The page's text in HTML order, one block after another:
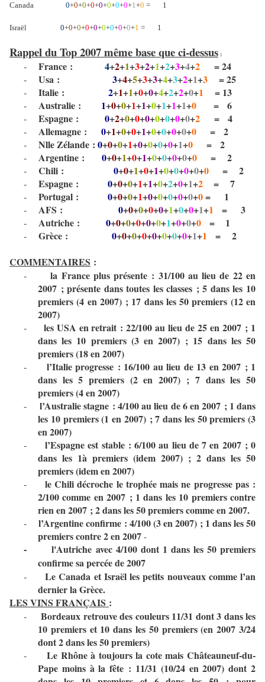
Canada 0+0+0+0+0+0+0+0+1+0 = 1
Israël 0+0+0+0+0+0+0+0+0+1 = 1
Rappel du Top 2007 même base que ci-dessus :
- France : 4+2+1+3+2+1+2+3+4+2 = 24
- Usa : 3+4+5+3+3+4+3+2+1+3 = 25
- Italie : 2+1+1+0+0+4+2+2+0+1 = 13
- Australie : 1+0+0+1+1+0+1+1+1+0 = 6
- Espagne : 0+2+0+0+0+0+0+0+0+2 = 4
- Allemagne : 0+1+0+0+1+0+0+0+0+0 = 2
- Nlle Zélande : 0+0+0+1+0+0+0+0+1+0 = 2
- Argentine : 0+0+1+0+1+0+0+0+0+0 = 2
- Chili : 0+0+1+0+1+0+0+0+0+0 = 2
- Espagne : 0+0+0+1+1+0+2+0+1+2 = 7
- Portugal : 0+0+0+1+0+0+0+0+0+0= 1
- AFS : 0+0+0+0+0+1+0+0+1+1 = 3
- Autriche : 0+0+0+0+0+0+1+0+0+0 = 1
- Grèce : 0+0+0+0+0+0+0+0+1+1 =
2
COMMENTAIRES :
-
la France plus présente : 31/100 au lieu de 22 en
2007 ; présente dans toutes les classes ; 5 dans les 10
premiers (4 en 2007) ; 17 dans les 50 premiers (12 en
2007)
-
les USA en retrait : 22/100 au lieu de 25 en 2007 ; 1
dans les 10 premiers (3 en 2007) ; 15 dans les 50
premiers (18 en 2007)
-
l’Italie progresse : 16/100 au lieu de 13 en 2007 ; 1
dans les 5 premiers (2 en 2007) ; 7 dans les 50
premiers (4 en 2007)
-
l’Australie stagne : 4/100 au lieu de 6 en 2007 ; 1 dans
les 10 premiers (1 en 2007) ; 7 dans les 50 premiers (3
en 2007)
-
l’Espagne est stable : 6/100 au lieu de 7 en 2007 ; 0
dans les 1à premiers (idem 2007) ; 2 dans les 50
premiers (idem en 2007)
-
le Chili décroche le trophée mais ne progresse pas :
2/100 comme en 2007 ; 1 dans les 10 premiers contre
rien en 2007 ; 2 dans les 50 premiers comme en 2007.
-
l’Argentine confirme : 4/100 (3 en 2007) ; 1 dans les 50
premiers contre 2 en 2007 -
-l'Autriche avec 4/100 dont 1 dans les 50 premiers
confirme sa percée de 2007
-
Le Canada et Israël les petits nouveaux comme l’an
dernier la Grèce.
LES VINS FRANÇAIS :
-
Bordeaux retrouve des couleurs 11/31 dont 3 dans les
10 premiers et 10 dans les 50 premiers (en 2007 3/24
dont 2 dans les 50 premiers)
-
Le Rhône à toujours la cote mais Châteauneuf-du-
Pape moins à la fête : 11/31 (10/24 en 2007) dont 2